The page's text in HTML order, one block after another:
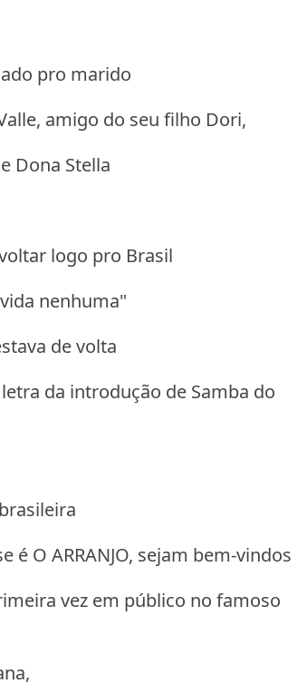
pro marido
amigo do seu filho Dori,
Dona Stella
logo pro Brasil
nenhuma"
de volta
da introdução de Samba do
é O ARRANJO, sejam bem-vindos
vez em público no famoso